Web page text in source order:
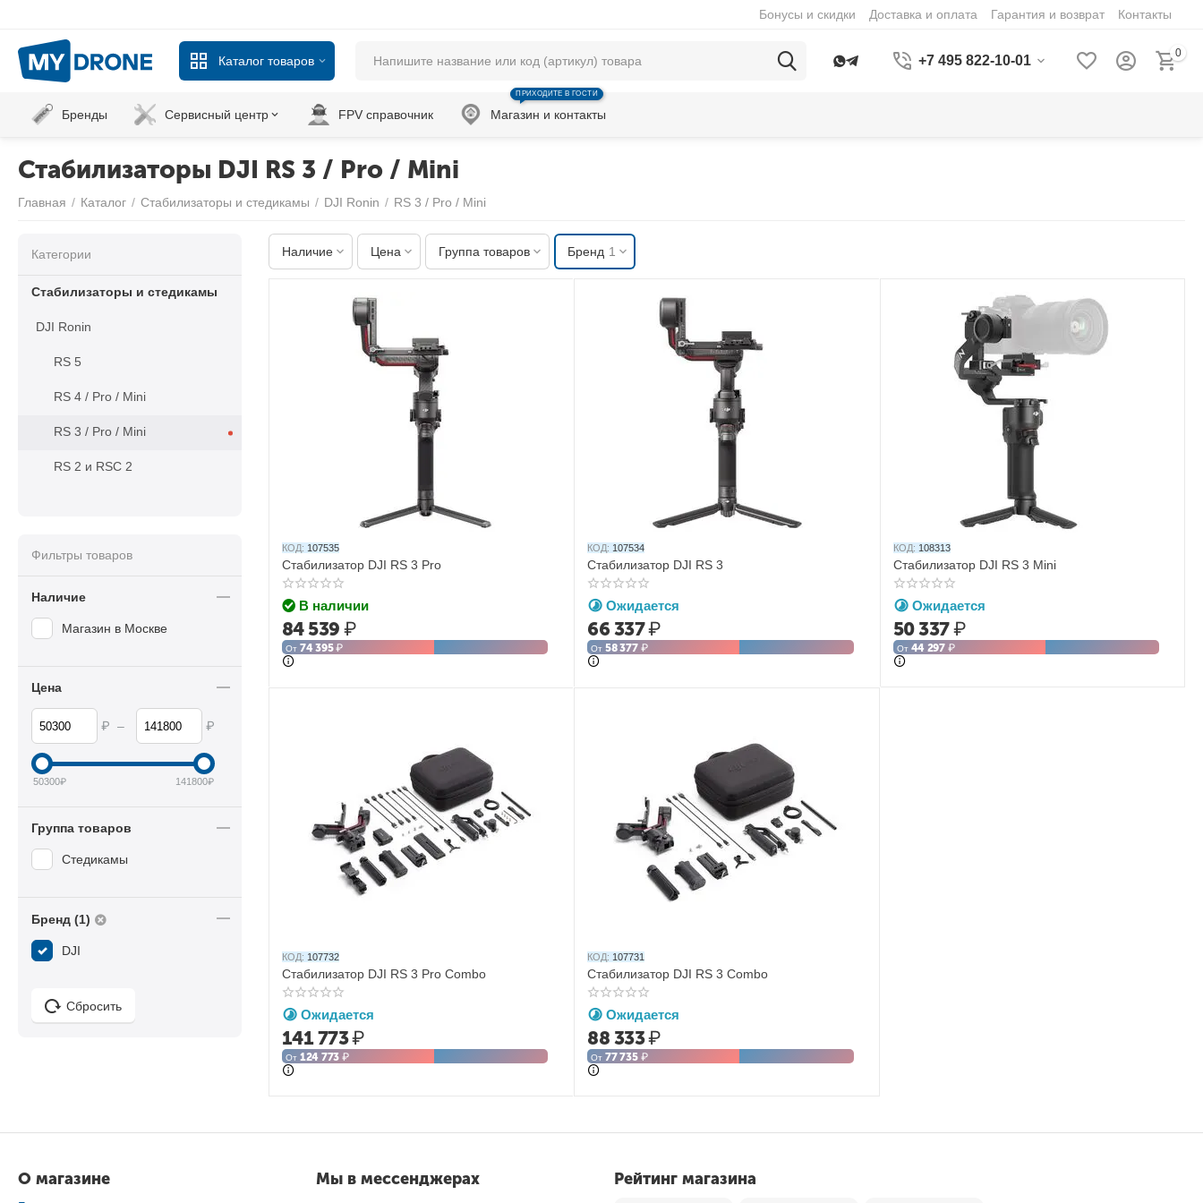
Бонусы и скидки Доставка и оплата Гарантия и возврат Контакты
Каталог товаров +7 495 822-10-01 0
Бренды Сервисный центр FPV справочник Магазин и контакты
ПРИХОДИТЕ В ГОСТИ
Стабилизаторы DJI RS 3 / Pro / Mini
Главная / Каталог / Стабилизаторы и стедикамы / DJI Ronin / RS 3 / Pro / Mini
Наличие Цена Группа товаров Бренд 1
КОД: 107535
Стабилизатор DJI RS 3 Pro
В наличии
84 539 ₽
От 74 395 ₽
КОД: 107534
Стабилизатор DJI RS 3
Ожидается
66 337₽
От58 377 ₽
КОД: 108313
Стабилизатор DJI RS 3 Mini
Ожидается
50 337₽
От 44 297 ₽
КОД: 107732
Стабилизатор DJI RS 3 Pro Combo
Ожидается
141 773₽
От 124 773 ₽
КОД: 107731
Стабилизатор DJI RS 3 Combo
Ожидается
88 333₽
От77 735 ₽
Категории
Стабилизаторы и стедикамы
DJI Ronin
RS 5
RS 4 / Pro / Mini
RS 3 / Pro / Mini
RS 2 и RSC 2
Фильтры товаров
Наличие
Магазин в Москве
Цена
₽ – ₽
50300₽ 141800₽
Группа товаров
Стедикамы
Бренд (1)
DJI
Сбросить
О магазине Мы в мессенджерах Рейтинг магазина